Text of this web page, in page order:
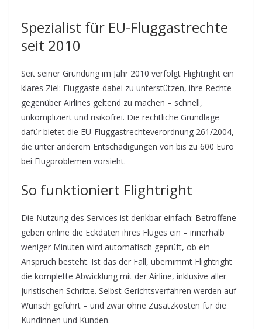
Spezialist für EU-Fluggastrechte
seit 2010
Seit seiner Gründung im Jahr 2010 verfolgt Flightright ein
klares Ziel: Fluggäste dabei zu unterstützen, ihre Rechte
gegenüber Airlines geltend zu machen – schnell,
unkompliziert und risikofrei. Die rechtliche Grundlage
dafür bietet die EU-Fluggastrechteverordnung 261/2004,
die unter anderem Entschädigungen von bis zu 600 Euro
bei Flugproblemen vorsieht.
So funktioniert Flightright
Die Nutzung des Services ist denkbar einfach: Betroffene
geben online die Eckdaten ihres Fluges ein – innerhalb
weniger Minuten wird automatisch geprüft, ob ein
Anspruch besteht. Ist das der Fall, übernimmt Flightright
die komplette Abwicklung mit der Airline, inklusive aller
juristischen Schritte. Selbst Gerichtsverfahren werden auf
Wunsch geführt – und zwar ohne Zusatzkosten für die
Kundinnen und Kunden.